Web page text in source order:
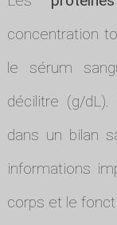
concentration
le sérum
décilitre (g/dL).
dans un bilan
informations
corps et le